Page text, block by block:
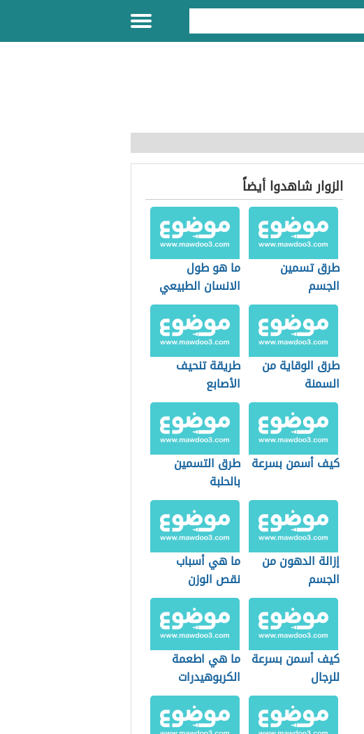
الزوار شاهدوا أيضاً
طرق تسمين
الجسم
ما هو طول
الانسان الطبيعي
طرق الوقاية من
السمنة
طريقة تنحيف
الأصابع
كيف أسمن بسرعة طرق التسمين
بالحلبة
إزالة الدهون من
الجسم
ما هي أسباب
نقص الوزن
كيف أسمن بسرعة
للرجال
ما هي اطعمة
الكربوهيدرات